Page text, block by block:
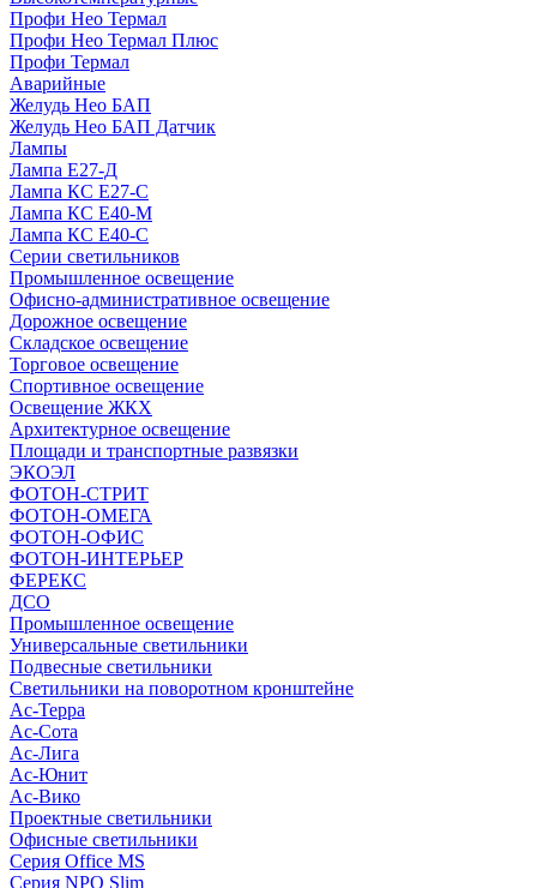
Профи Нео Термал
Профи Нео Термал Плюс
Профи Термал
Аварийные
Желудь Нео БАП
Желудь Нео БАП Датчик
Лампы
Лампа Е27-Д
Лампа КС Е27-С
Лампа КС Е40-М
Лампа КС Е40-С
Серии светильников
Промышленное освещение
Офисно-административное освещение
Дорожное освещение
Складское освещение
Торговое освещение
Спортивное освещение
Освещение ЖКХ
Архитектурное освещение
Площади и транспортные развязки
ЭКОЭЛ
ФОТОН-СТРИТ
ФОТОН-ОМЕГА
ФОТОН-ОФИС
ФОТОН-ИНТЕРЬЕР
ФЕРЕКС
ДСО
Промышленное освещение
Универсальные светильники
Подвесные светильники
Светильники на поворотном кронштейне
Ас-Терра
Ас-Сота
Ас-Лига
Ас-Юнит
Ас-Вико
Проектные светильники
Офисные светильники
Серия Office MS
Серия NPO Slim